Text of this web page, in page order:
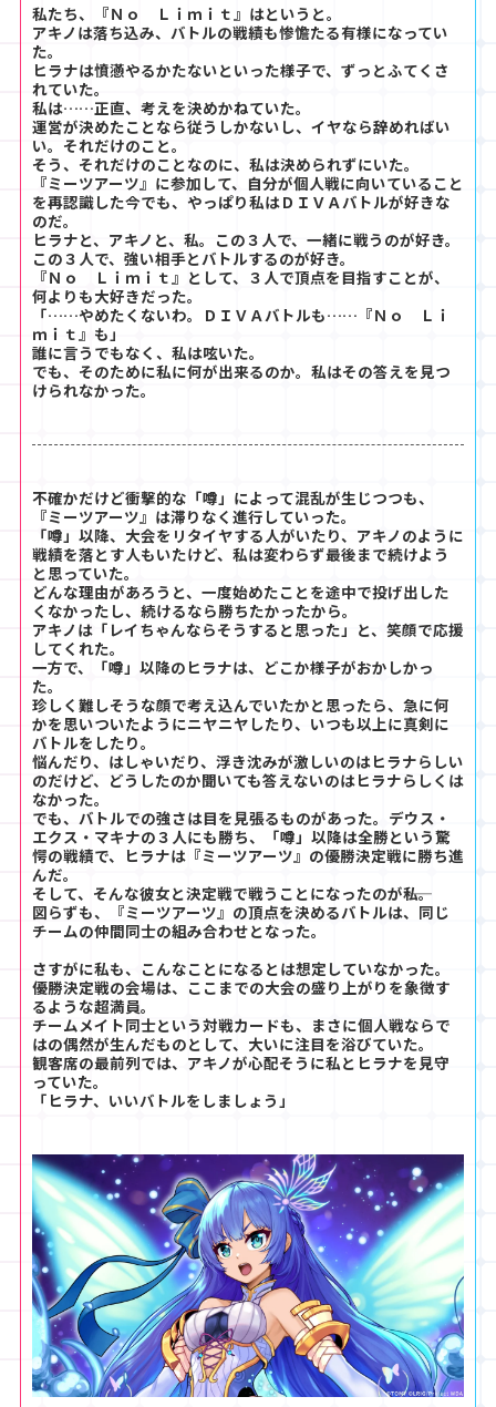
私たち、『Ｎｏ Ｌｉｍｉｔ』はというと。
アキノは落ち込み、バトルの戦績も惨憺たる有様になってい
た。
ヒラナは憤懣やるかたないといった様子で、ずっとふてくさ
れていた。
私は……正直、考えを決めかねていた。
運営が決めたことなら従うしかないし、イヤなら辞めればい
い。それだけのこと。
そう、それだけのことなのに、私は決められずにいた。
『ミーツアーツ』に参加して、自分が個人戦に向いていること
を再認識した今でも、やっぱり私はＤＩＶＡバトルが好きな
のだ。
ヒラナと、アキノと、私。この３人で、一緒に戦うのが好き。
この３人で、強い相手とバトルするのが好き。
『Ｎｏ Ｌｉｍｉｔ』として、３人で頂点を目指すことが、
何よりも大好きだった。
「……やめたくないわ。ＤＩＶＡバトルも……『Ｎｏ Ｌｉ
ｍｉｔ』も」
誰に言うでもなく、私は呟いた。
でも、そのために私に何が出来るのか。私はその答えを見つ
けられなかった。
不確かだけど衝撃的な「噂」によって混乱が生じつつも、
『ミーツアーツ』は滞りなく進行していった。
「噂」以降、大会をリタイヤする人がいたり、アキノのように
戦績を落とす人もいたけど、私は変わらず最後まで続けよう
と思っていた。
どんな理由があろうと、一度始めたことを途中で投げ出した
くなかったし、続けるなら勝ちたかったから。
アキノは「レイちゃんならそうすると思った」と、笑顔で応援
してくれた。
一方で、「噂」以降のヒラナは、どこか様子がおかしかっ
た。
珍しく難しそうな顔で考え込んでいたかと思ったら、急に何
かを思いついたようにニヤニヤしたり、いつも以上に真剣に
バトルをしたり。
悩んだり、はしゃいだり、浮き沈みが激しいのはヒラナらしい
のだけど、どうしたのか聞いても答えないのはヒラナらしくは
なかった。
でも、バトルでの強さは目を見張るものがあった。デウス・
エクス・マキナの３人にも勝ち、「噂」以降は全勝という驚
愕の戦績で、ヒラナは『ミーツアーツ』の優勝決定戦に勝ち進
んだ。
そして、そんな彼女と決定戦で戦うことになったのが――私。
図らずも、『ミーツアーツ』の頂点を決めるバトルは、同じ
チームの仲間同士の組み合わせとなった。
さすがに私も、こんなことになるとは想定していなかった。
優勝決定戦の会場は、ここまでの大会の盛り上がりを象徴す
るような超満員。
チームメイト同士という対戦カードも、まさに個人戦ならで
はの偶然が生んだものとして、大いに注目を浴びていた。
観客席の最前列では、アキノが心配そうに私とヒラナを見守
っていた。
「ヒラナ、いいバトルをしましょう」